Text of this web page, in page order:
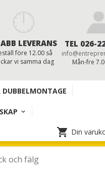
LEVERANS
före 12.00 så
vi samma dag
TEL 026-
Mån-fre
DUBBELMONTAGE
Din